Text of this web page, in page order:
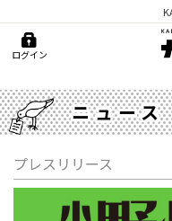
ログイン
ニュース
プレスリリース